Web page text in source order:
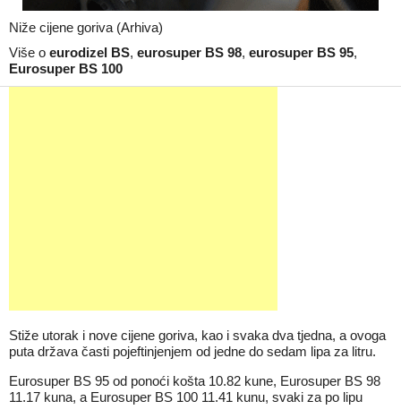
Niže cijene goriva (Arhiva)
Više o eurodizel BS, eurosuper BS 98, eurosuper BS 95,
Eurosuper BS 100
Stiže utorak i nove cijene goriva, kao i svaka dva tjedna, a ovoga
puta država časti pojeftinjenjem od jedne do sedam lipa za litru.
Eurosuper BS 95 od ponoći košta 10.82 kune, Eurosuper BS 98
11.17 kuna, a Eurosuper BS 100 11.41 kunu, svaki za po lipu